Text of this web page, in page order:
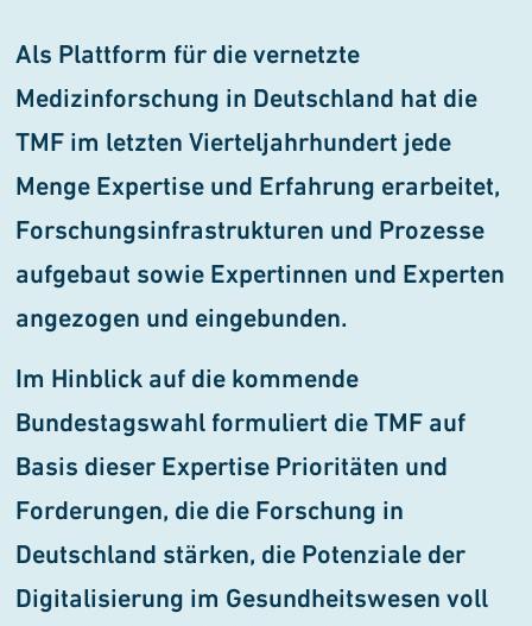
Als Plattform für die vernetzte
Medizinforschung in Deutschland hat die
TMF im letzten Vierteljahrhundert jede
Menge Expertise und Erfahrung erarbeitet,
Forschungsinfrastrukturen und Prozesse
aufgebaut sowie Expertinnen und Experten
angezogen und eingebunden.
Im Hinblick auf die kommende
Bundestagswahl formuliert die TMF auf
Basis dieser Expertise Prioritäten und
Forderungen, die die Forschung in
Deutschland stärken, die Potenziale der
Digitalisierung im Gesundheitswesen voll